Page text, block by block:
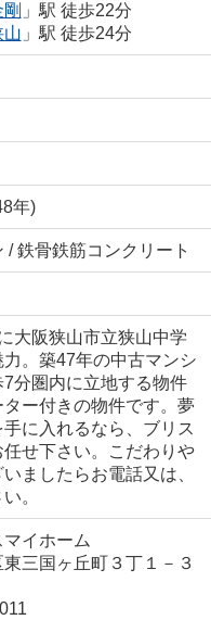
」駅 徒歩22分
山 」駅 徒歩24分
年)
/ 鉄骨鉄筋コンクリート
大阪狭山市立狭山中学
。築47年の中古マンシ
7分圏内に立地する物件
ー付きの物件です。夢
に入れるなら、ブリス
せ下さい。こだわりや
ましたらお電話又は、
。
イホーム
三国ヶ丘町３丁１－３